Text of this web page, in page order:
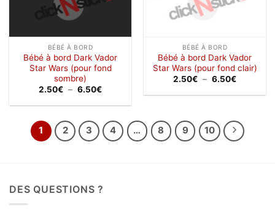
BÉBÉ À BORD
Bébé à bord Dark Vador
Star Wars (pour fond
sombre)
2.50€ – 6.50€Plage
prix :
à
6.50€
BÉBÉ À BORD
Bébé à bord Dark Vador
Star Wars (pour fond clair)
2.50€ – 6.50€Plage
prix :
6.50€
1 2 3 4 … 8 9 10
DES QUESTIONS ?